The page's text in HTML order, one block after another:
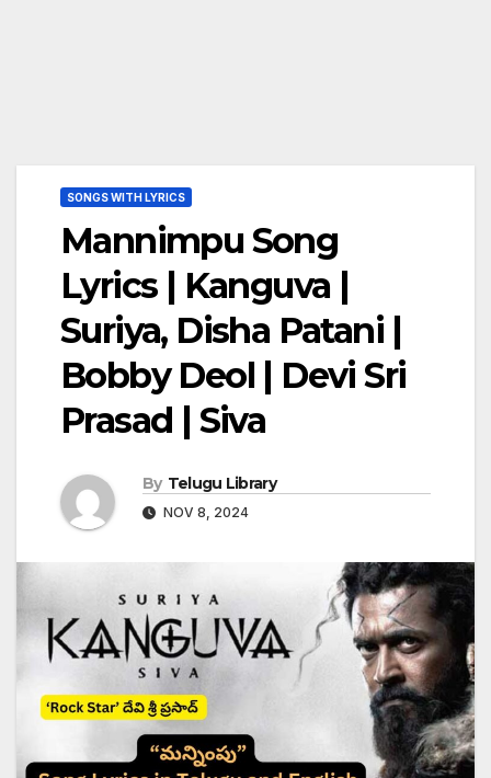
SONGS WITH LYRICS
Mannimpu Song
Lyrics | Kanguva |
Suriya, Disha Patani |
Bobby Deol | Devi Sri
Prasad | Siva
By Telugu Library
NOV 8, 2024